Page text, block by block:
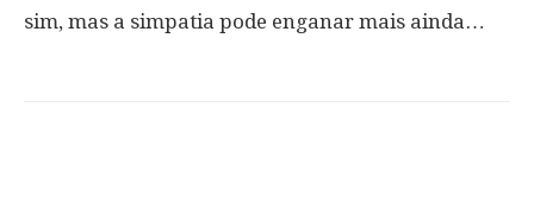
sim, mas a simpatia pode enganar mais ainda…